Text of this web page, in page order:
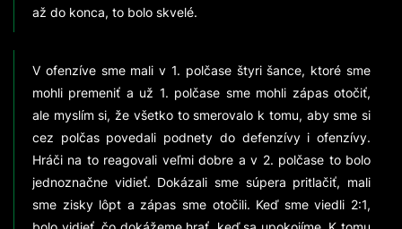
až do konca, to bolo skvelé.
V ofenzíve sme mali v 1. polčase štyri šance, ktoré sme
mohli premeniť a už 1. polčase sme mohli zápas otočiť,
ale myslím si, že všetko to smerovalo k tomu, aby sme si
cez polčas povedali podnety do defenzívy i ofenzívy.
Hráči na to reagovali veľmi dobre a v 2. polčase to bolo
jednoznačne vidieť. Dokázali sme súpera pritlačiť, mali
sme zisky lôpt a zápas sme otočili. Keď sme viedli 2:1,